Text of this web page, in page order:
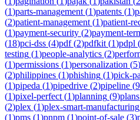
(1)parts-management (1)patents (1)
(2)patient-management (1)patient-
(1)payment-security (2)payment-
(18)pci-dss (4)pdf(2)pdfkit (1)pdpl (
testing (1)people-analytics (2)
(1)permissions (1)personalization (5)
(2)philippines (1)phishing (1)pick-
(1)pipeda (1)pipedrive (2)pipeline (9
(1)pixel-perfect (1)planning (9)plans
(2)plex (1)plex-smart-manufacturing
(1)pms (1)pnpm (1)point-of-sale (3)